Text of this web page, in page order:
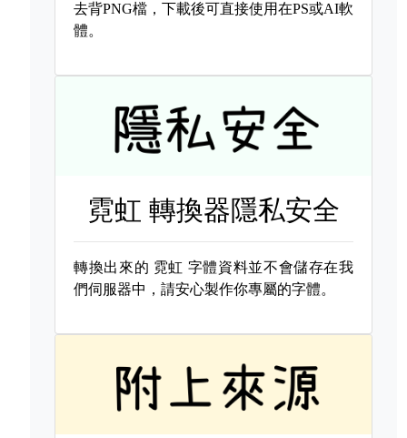
去背PNG檔，下載後可直接使用在PS或AI軟
體。
霓虹 轉換器隱私安全
轉換出來的 霓虹 字體資料並不會儲存在我
們伺服器中，請安心製作你專屬的字體。